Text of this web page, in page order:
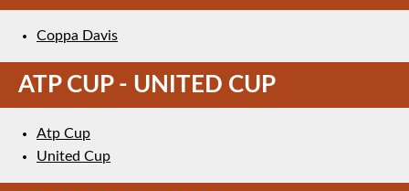
Coppa Davis
ATP CUP - UNITED CUP
Atp Cup
United Cup